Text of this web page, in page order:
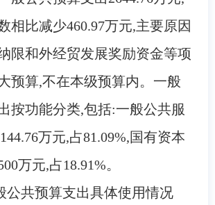
相比减少460.97万元,主要原因
限和外经贸发展奖励资金等项
预算,不在本级预算内。 一般
按功能分类,包括:一般公共服
万元,占81.09%,国有资本
万元,占18.91%。
公共预算支出具体使用情况